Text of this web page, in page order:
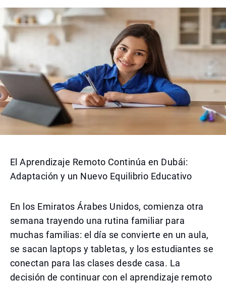
El Aprendizaje Remoto Continúa en Dubái:
Adaptación y un Nuevo Equilibrio Educativo
En los Emiratos Árabes Unidos, comienza otra
semana trayendo una rutina familiar para
muchas familias: el día se convierte en un aula,
se sacan laptops y tabletas, y los estudiantes se
conectan para las clases desde casa. La
decisión de continuar con el aprendizaje remoto